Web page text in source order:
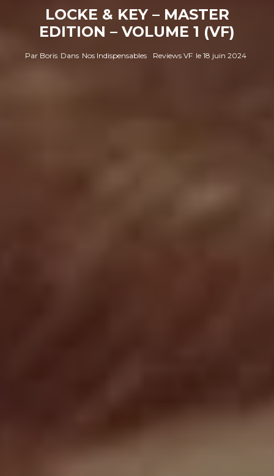
LOCKE & KEY – MASTER
EDITION – VOLUME 1 (VF)
Par Boris Dans Nos Indispensables Reviews VF le 18 juin 2024